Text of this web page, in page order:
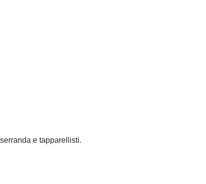
e tapparellisti.